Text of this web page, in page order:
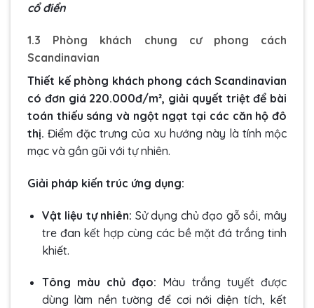
cổ điển
1.3 Phòng khách chung cư phong cách
Scandinavian
Thiết kế phòng khách phong cách Scandinavian
có đơn giá 220.000đ/m², giải quyết triệt để bài
toán thiếu sáng và ngột ngạt tại các căn hộ đô
thị. Điểm đặc trưng của xu hướng này là tính mộc
mạc và gần gũi với tự nhiên.
Giải pháp kiến trúc ứng dụng:
Vật liệu tự nhiên: Sử dụng chủ đạo gỗ sồi, mây
tre đan kết hợp cùng các bề mặt đá trắng tinh
khiết.
Tông màu chủ đạo: Màu trắng tuyết được
dùng làm nền tường để cơi nới diện tích, kết